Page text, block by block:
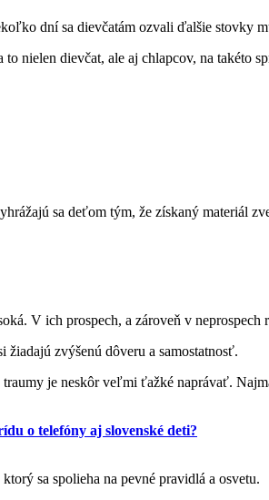
dní sa dievčatám ozvali ďalšie stovky
nielen dievčat, ale aj chlapcov, na takéto
sa deťom tým, že získaný materiál
V ich prospech, a zároveň v
zvýšenú dôveru a samostatnosť.
je neskôr veľmi ťažké naprávať.
o telefóny aj slovenské deti?
sa spolieha na pevné pravidlá a osvetu.